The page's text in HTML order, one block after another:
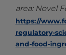
area: Novel
https://
regulatory-
and-food-